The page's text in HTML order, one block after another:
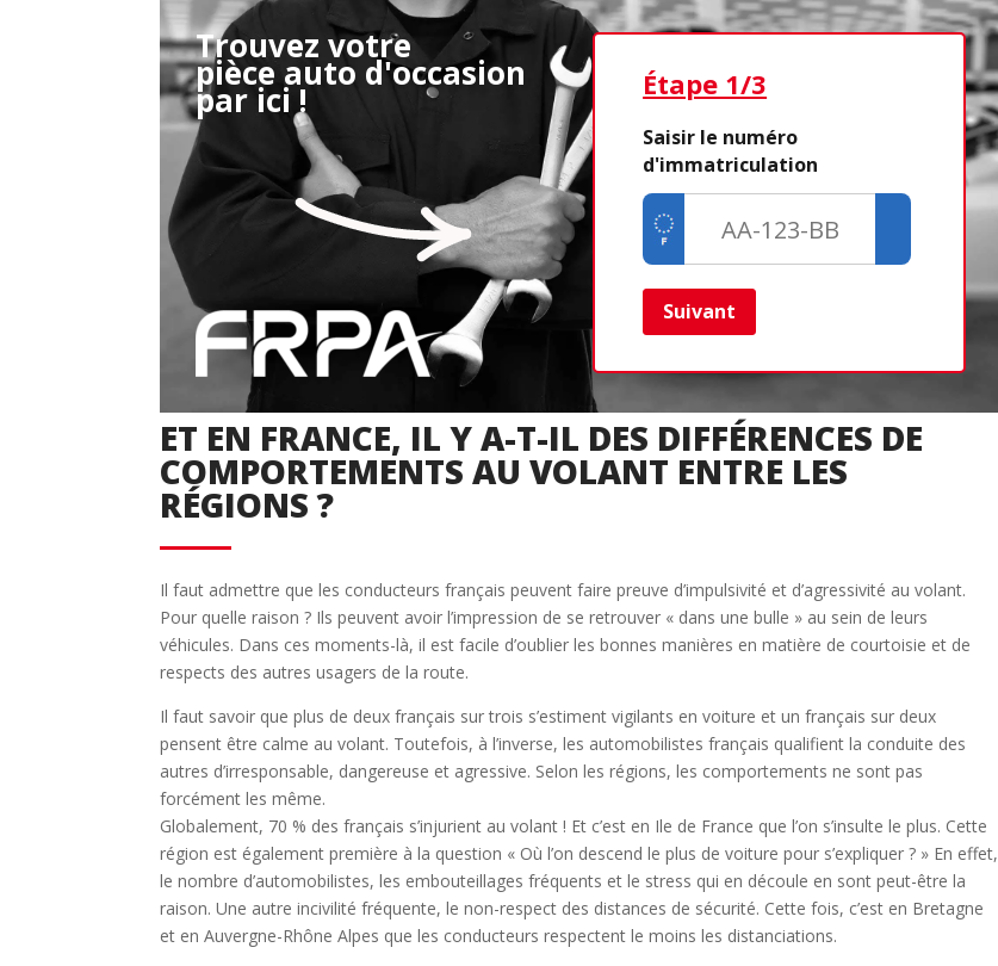
Trouvez votre
pièce auto d'occasion
par ici !Étape 2/3
Déjà adhérent ?
Créer un compte
Retour
Étape 1/3
Saisir le numéro
d'immatriculation
Suivant
ET EN FRANCE, IL Y A-T-IL DES DIFFÉRENCES DE
COMPORTEMENTS AU VOLANT ENTRE LES
RÉGIONS ?
Il faut admettre que les conducteurs français peuvent faire preuve d’impulsivité et d’agressivité au volant.
Pour quelle raison ? Ils peuvent avoir l’impression de se retrouver « dans une bulle » au sein de leurs
véhicules. Dans ces moments-là, il est facile d’oublier les bonnes manières en matière de courtoisie et de
respects des autres usagers de la route.
Il faut savoir que plus de deux français sur trois s’estiment vigilants en voiture et un français sur deux
pensent être calme au volant. Toutefois, à l’inverse, les automobilistes français qualifient la conduite des
autres d’irresponsable, dangereuse et agressive. Selon les régions, les comportements ne sont pas
forcément les même.
Globalement, 70 % des français s’injurient au volant ! Et c’est en Ile de France que l’on s’insulte le plus. Cette
région est également première à la question « Où l’on descend le plus de voiture pour s’expliquer ? » En effet,
le nombre d’automobilistes, les embouteillages fréquents et le stress qui en découle en sont peut-être la
raison. Une autre incivilité fréquente, le non-respect des distances de sécurité. Cette fois, c’est en Bretagne
et en Auvergne-Rhône Alpes que les conducteurs respectent le moins les distanciations.